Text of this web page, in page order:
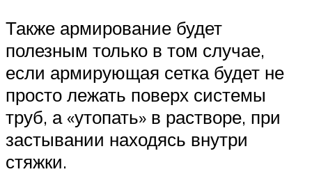
Также армирование будет
полезным только в том случае,
если армирующая сетка будет не
просто лежать поверх системы
труб, а «утопать» в растворе, при
застывании находясь внутри
стяжки.